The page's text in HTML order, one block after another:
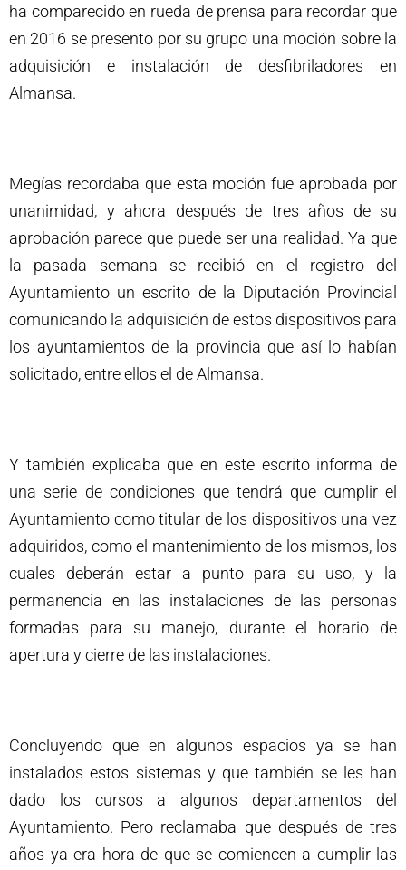
ha comparecido en rueda de prensa para recordar que
en 2016 se presento por su grupo una moción sobre la
adquisición e instalación de desfibriladores en
Almansa.
Megías recordaba que esta moción fue aprobada por
unanimidad, y ahora después de tres años de su
aprobación parece que puede ser una realidad. Ya que
la pasada semana se recibió en el registro del
Ayuntamiento un escrito de la Diputación Provincial
comunicando la adquisición de estos dispositivos para
los ayuntamientos de la provincia que así lo habían
solicitado, entre ellos el de Almansa.
Y también explicaba que en este escrito informa de
una serie de condiciones que tendrá que cumplir el
Ayuntamiento como titular de los dispositivos una vez
adquiridos, como el mantenimiento de los mismos, los
cuales deberán estar a punto para su uso, y la
permanencia en las instalaciones de las personas
formadas para su manejo, durante el horario de
apertura y cierre de las instalaciones.
Concluyendo que en algunos espacios ya se han
instalados estos sistemas y que también se les han
dado los cursos a algunos departamentos del
Ayuntamiento. Pero reclamaba que después de tres
años ya era hora de que se comiencen a cumplir las